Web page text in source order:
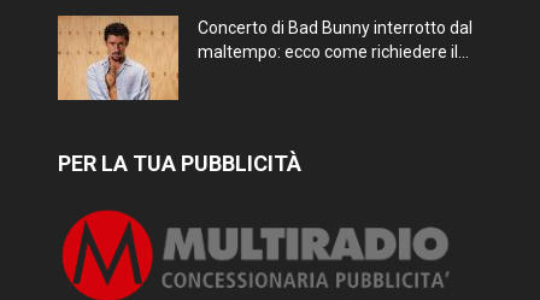
Concerto di Bad Bunny interrotto dal
maltempo: ecco come richiedere il...
PER LA TUA PUBBLICITÀ